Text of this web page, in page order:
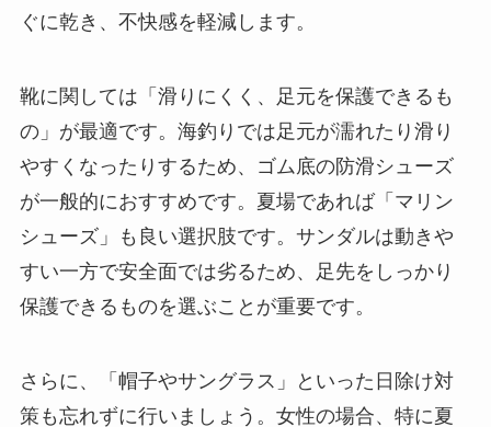
ぐに乾き、不快感を軽減します。
靴に関しては「滑りにくく、足元を保護できるも
の」が最適です。海釣りでは足元が濡れたり滑り
やすくなったりするため、ゴム底の防滑シューズ
が一般的におすすめです。夏場であれば「マリン
シューズ」も良い選択肢です。サンダルは動きや
すい一方で安全面では劣るため、足先をしっかり
保護できるものを選ぶことが重要です。
さらに、「帽子やサングラス」といった日除け対
策も忘れずに行いましょう。女性の場合、特に夏